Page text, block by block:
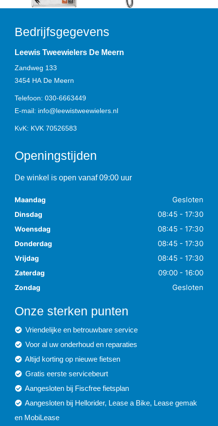
Bedrijfsgegevens
Leewis Tweewielers De Meern
Zandweg 133
3454 HA De Meern
Telefoon: 030-6663449
E-mail: info@leewistweewielers.nl
KvK: KVK 70526583
Openingstijden
De winkel is open vanaf 09:00 uur
Maandag Gesloten
Dinsdag 08:45 - 17:30
Woensdag 08:45 - 17:30
Donderdag 08:45 - 17:30
Vrijdag 08:45 - 17:30
Zaterdag 09:00 - 16:00
Zondag Gesloten
Onze sterken punten
Vriendelijke en betrouwbare service
Voor al uw onderhoud en reparaties
Altijd korting op nieuwe fietsen
Gratis eerste servicebeurt
Aangesloten bij Fiscfree fietsplan
Aangesloten bij Hellorider, Lease a Bike, Lease gemak
en MobiLease